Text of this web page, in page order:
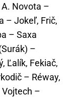
Novota –
– Jokeľ, Frič,
– Saxa
–
Ľalík, Fekiač,
– Réway,
Vojtech –